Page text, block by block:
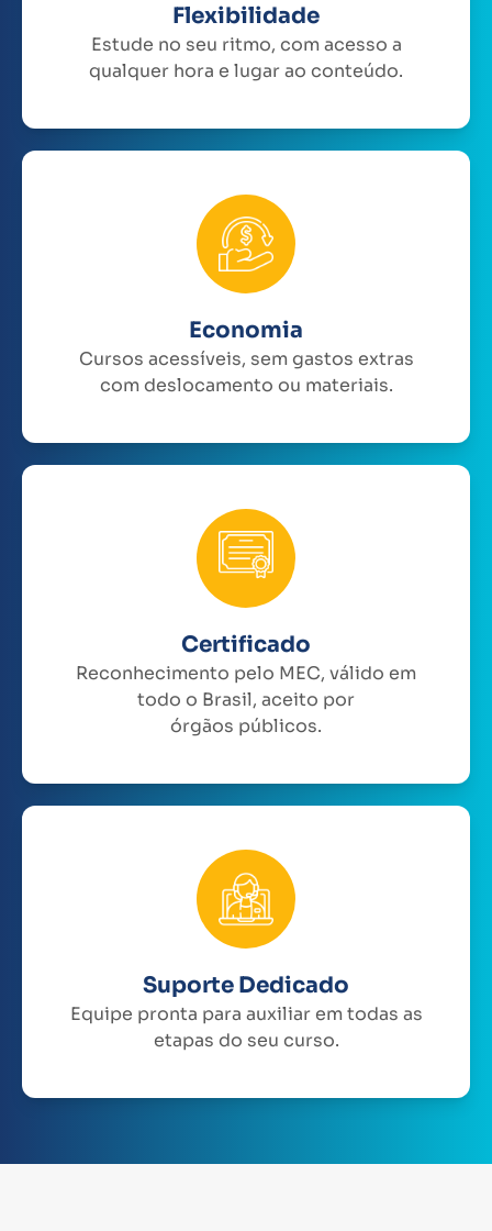
Flexibilidade
Estude no seu ritmo, com acesso a
qualquer hora e lugar ao conteúdo.
Economia
Cursos acessíveis, sem gastos extras
com deslocamento ou materiais.
Certificado
Reconhecimento pelo MEC, válido em
todo o Brasil, aceito por
órgãos públicos.
Suporte Dedicado
Equipe pronta para auxiliar em todas as
etapas do seu curso.